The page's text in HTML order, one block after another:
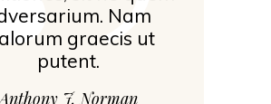
Nam
graecis ut
putent.
J. Norman